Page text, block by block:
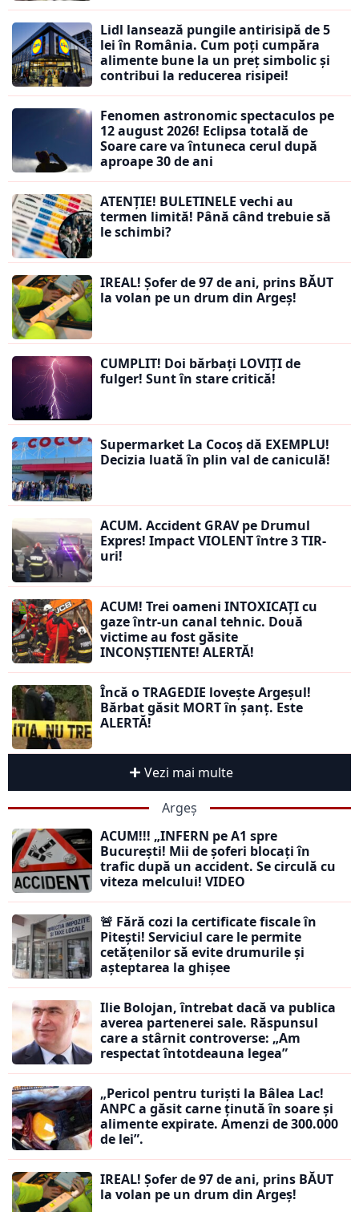
Lidl lansează pungile antirisipă de 5
lei în România. Cum poți cumpăra
alimente bune la un preț simbolic și
contribui la reducerea risipei!
Fenomen astronomic spectaculos pe
12 august 2026! Eclipsa totală de
Soare care va întuneca cerul după
aproape 30 de ani
ATENȚIE! BULETINELE vechi au
termen limită! Până când trebuie să
le schimbi?
IREAL! Șofer de 97 de ani, prins BĂUT
la volan pe un drum din Argeș!
CUMPLIT! Doi bărbați LOVIȚI de
fulger! Sunt în stare critică!
Supermarket La Cocoș dă EXEMPLU!
Decizia luată în plin val de caniculă!
ACUM. Accident GRAV pe Drumul
Expres! Impact VIOLENT între 3 TIR-
uri!
ACUM! Trei oameni INTOXICAȚI cu
gaze într-un canal tehnic. Două
victime au fost găsite
INCONȘTIENTE! ALERTĂ!
Încă o TRAGEDIE lovește Argeșul!
Bărbat găsit MORT în șanț. Este
ALERTĂ!
Vezi mai multe
Argeș
ACUM!!! „INFERN pe A1 spre
București! Mii de șoferi blocați în
trafic după un accident. Se circulă cu
viteza melcului! VIDEO
🚨 Fără cozi la certificate fiscale în
Pitești! Serviciul care le permite
cetățenilor să evite drumurile și
așteptarea la ghișee
Ilie Bolojan, întrebat dacă va publica
averea partenerei sale. Răspunsul
care a stârnit controverse: „Am
respectat întotdeauna legea”
„Pericol pentru turiști la Bâlea Lac!
ANPC a găsit carne ținută în soare și
alimente expirate. Amenzi de 300.000
de lei”.
IREAL! Șofer de 97 de ani, prins BĂUT
la volan pe un drum din Argeș!